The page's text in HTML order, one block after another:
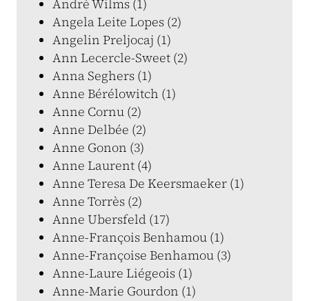
André Wilms (1)
Angela Leite Lopes (2)
Angelin Preljocaj (1)
Ann Lecercle-Sweet (2)
Anna Seghers (1)
Anne Bérélowitch (1)
Anne Cornu (2)
Anne Delbée (2)
Anne Gonon (3)
Anne Laurent (4)
Anne Teresa De Keersmaeker (1)
Anne Torrès (2)
Anne Ubersfeld (17)
Anne-François Benhamou (1)
Anne-Françoise Benhamou (3)
Anne-Laure Liégeois (1)
Anne-Marie Gourdon (1)